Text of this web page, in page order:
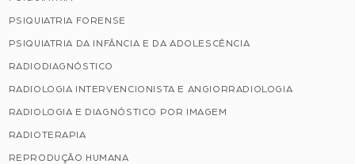
PSIQUIATRIA FORENSE
PSIQUIATRIA DA INFÂNCIA E DA ADOLESCÊNCIA
RADIODIAGNÓSTICO
RADIOLOGIA INTERVENCIONISTA E ANGIORRADIOLOGIA
RADIOLOGIA E DIAGNÓSTICO POR IMAGEM
RADIOTERAPIA
REPRODUÇÃO HUMANA